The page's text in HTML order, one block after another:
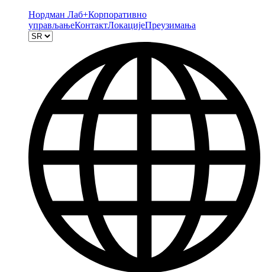
Нордман Лаб+Корпоративно
управљањеКонтактЛокацијеПреузимања